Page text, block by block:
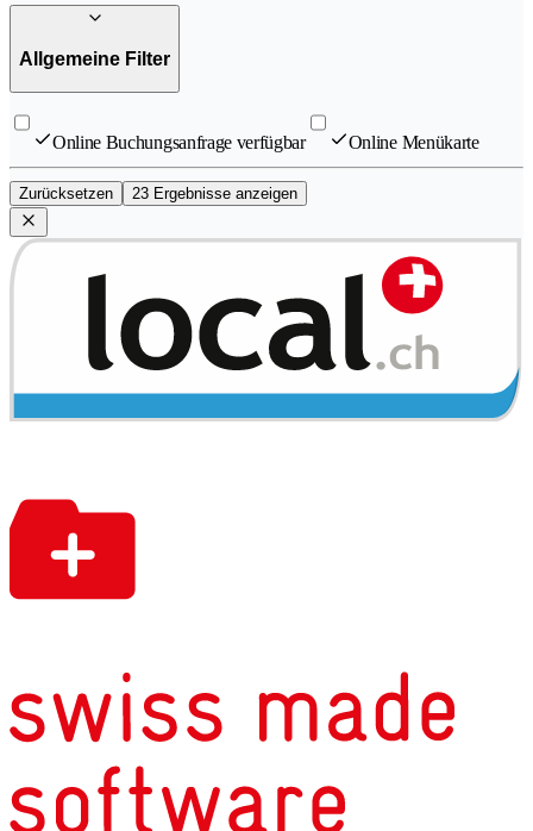
Allgemeine Filter
Online Buchungsanfrage verfügbar Online Menükarte
Zurücksetzen 23 Ergebnisse anzeigen